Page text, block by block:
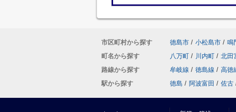
市区町村から探す 徳島市 / 小松島市 / 鳴
町名から探す
八万町 / 川内町 / 北田
路線から探す
牟岐線 / 徳島線 / 高徳
駅から探す
徳島 / 阿波富田 / 佐古